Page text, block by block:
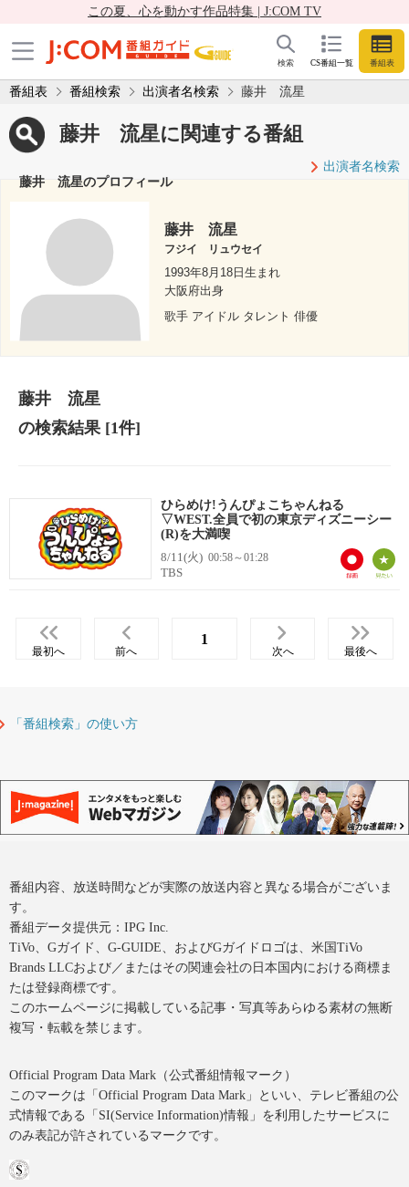
この夏、心を動かす作品特集 | J:COM TV
CS番組一覧 番組表
検索
番組表 番組検索 出演者名検索 藤井 流星
藤井 流星に関連する番組
出演者名検索
藤井 流星のプロフィール
藤井 流星
フジイ リュウセイ
1993年8月18日生まれ
大阪府出身
歌手 アイドル タレント 俳優
藤井 流星
の検索結果[1件]
ひらめけ!うんぴょこちゃんねる
▽WEST.全員で初の東京ディズニーシー
(R)を大満喫
8/11(火) 00:58～01:28
TBS
最初へ 前へ
1
次へ 最後へ
「番組検索」の使い方
番組内容、放送時間などが実際の放送内容と異なる場合がございま
す。
番組データ提供元：IPG Inc.
TiVo、Gガイド、G-GUIDE、およびGガイドロゴは、米国TiVo
Brands LLCおよび／またはその関連会社の日本国内における商標ま
たは登録商標です。
このホームページに掲載している記事・写真等あらゆる素材の無断
複写・転載を禁じます。
Official Program Data Mark（公式番組情報マーク）
このマークは「Official Program Data Mark」といい、テレビ番組の公
式情報である「SI(Service Information)情報」を利用したサービスに
のみ表記が許されているマークです。